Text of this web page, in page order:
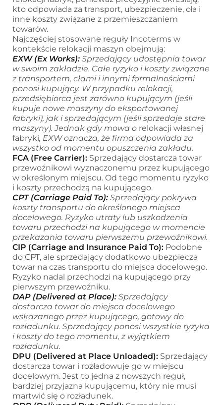
kto odpowiada za transport, ubezpieczenie, cła i
inne koszty związane z przemieszczaniem
towarów.
Najczęściej stosowane reguły Incoterms w
kontekście relokacji maszyn obejmują:
EXW (Ex Works): Sprzedający udostępnia towar
w swoim zakładzie. Całe ryzyko i koszty związane
z transportem, cłami i innymi formalnościami
ponosi kupujący. W przypadku relokacji,
przedsiębiorca jest zarówno kupującym (jeśli
kupuje nowe maszyny do eksportowanej
fabryki), jak i sprzedającym (jeśli sprzedaje stare
maszyny). Jednak gdy mowa o relokacji własnej
fabryki, EXW oznacza, że firma odpowiada za
wszystko od momentu opuszczenia zakładu.
FCA (Free Carrier): Sprzedający dostarcza towar
przewoźnikowi wyznaczonemu przez kupującego
w określonym miejscu. Od tego momentu ryzyko
i koszty przechodzą na kupującego.
CPT (Carriage Paid To): Sprzedający pokrywa
koszty transportu do określonego miejsca
docelowego. Ryzyko utraty lub uszkodzenia
towaru przechodzi na kupującego w momencie
przekazania towaru pierwszemu przewoźnikowi.
CIP (Carriage and Insurance Paid To): Podobne
do CPT, ale sprzedający dodatkowo ubezpiecza
towar na czas transportu do miejsca docelowego.
Ryzyko nadal przechodzi na kupującego przy
pierwszym przewoźniku.
DAP (Delivered at Place): Sprzedający
dostarcza towar do miejsca docelowego
wskazanego przez kupującego, gotowy do
rozładunku. Sprzedający ponosi wszystkie ryzyka
i koszty do tego momentu, z wyjątkiem
rozładunku.
DPU (Delivered at Place Unloaded): Sprzedający
dostarcza towar i rozładowuje go w miejscu
docelowym. Jest to jedna z nowszych reguł,
bardziej przyjazna kupującemu, który nie musi
martwić się o rozładunek.